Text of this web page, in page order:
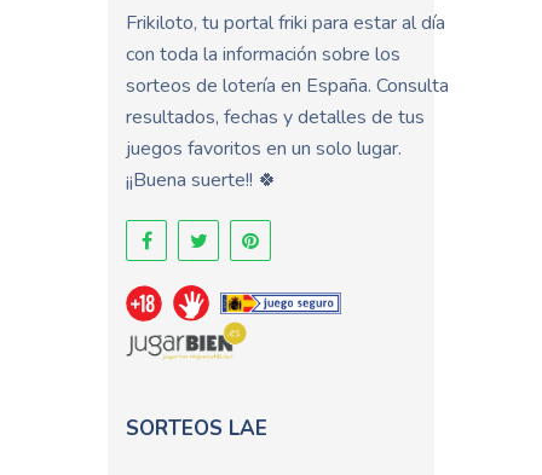
Frikiloto, tu portal friki para estar al día
con toda la información sobre los
sorteos de lotería en España. Consulta
resultados, fechas y detalles de tus
juegos favoritos en un solo lugar.
¡¡Buena suerte!! 🍀
SORTEOS LAE